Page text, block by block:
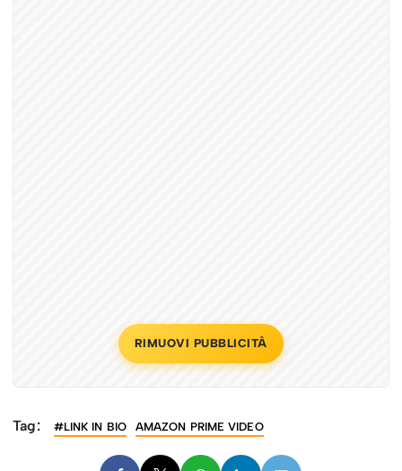
RIMUOVI PUBBLICITÀ
Tag: #LINK IN BIO AMAZON PRIME VIDEO